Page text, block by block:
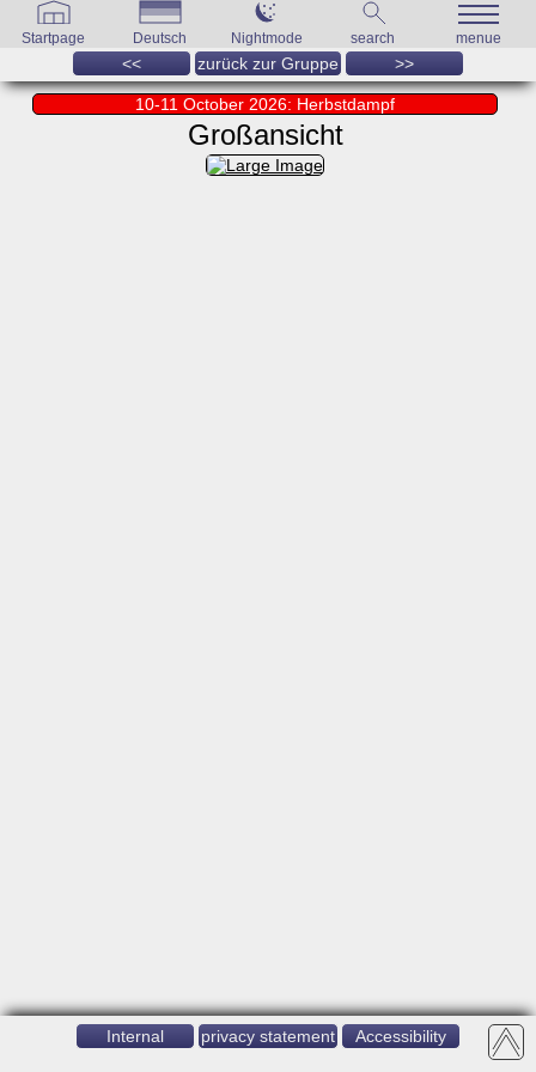
Startpage Deutsch Nightmode search menue
<< zurück zur Gruppe >>
10-11 October 2026: Herbstdampf
Großansicht
Internal privacy statement Accessibility